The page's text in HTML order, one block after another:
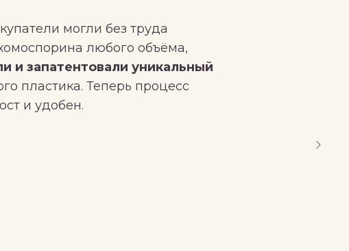
могли без труда
любого объёма,
и запатентовали уникальный
пластика. Теперь процесс
и удобен.